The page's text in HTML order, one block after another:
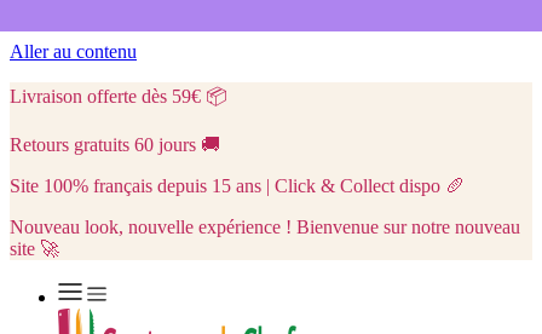
Aller au contenu
Livraison offerte dès 59€ 📦
Retours gratuits 60 jours 🚚
Site 100% français depuis 15 ans | Click & Collect dispo 🥖
Nouveau look, nouvelle expérience ! Bienvenue sur notre nouveau
site 🚀